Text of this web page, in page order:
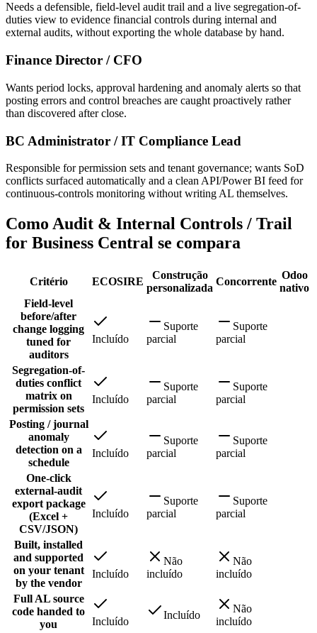
Needs a defensible, field-level audit trail and a live segregation-of-
duties view to evidence financial controls during internal and
external audits, without exporting the whole database by hand.
Finance Director / CFO
Wants period locks, approval hardening and anomaly alerts so that
posting errors and control breaches are caught proactively rather
than discovered after close.
BC Administrator / IT Compliance Lead
Responsible for permission sets and tenant governance; wants SoD
conflicts surfaced automatically and a clean API/Power BI feed for
continuous-controls monitoring without writing AL themselves.
Como Audit & Internal Controls / Trail
for Business Central se compara
Critério ECOSIRE
Construção
personalizada
Concorrente
Odoo
nativo
Field-level
before/after
change logging
tuned for
auditors
Incluído
Suporte
parcial
Suporte
parcial
Segregation-of-
duties conflict
matrix on
permission sets
Incluído
Suporte
parcial
Suporte
parcial
Posting / journal
anomaly
detection on a
schedule
Incluído
Suporte
parcial
Suporte
parcial
One-click
external-audit
export package
(Excel +
CSV/JSON)
Incluído
Suporte
parcial
Suporte
parcial
Built, installed
and supported
on your tenant
by the vendor
Incluído
Não
incluído
Não
incluído
Full AL source
code handed to
you
Incluído
Incluído
Não
incluído